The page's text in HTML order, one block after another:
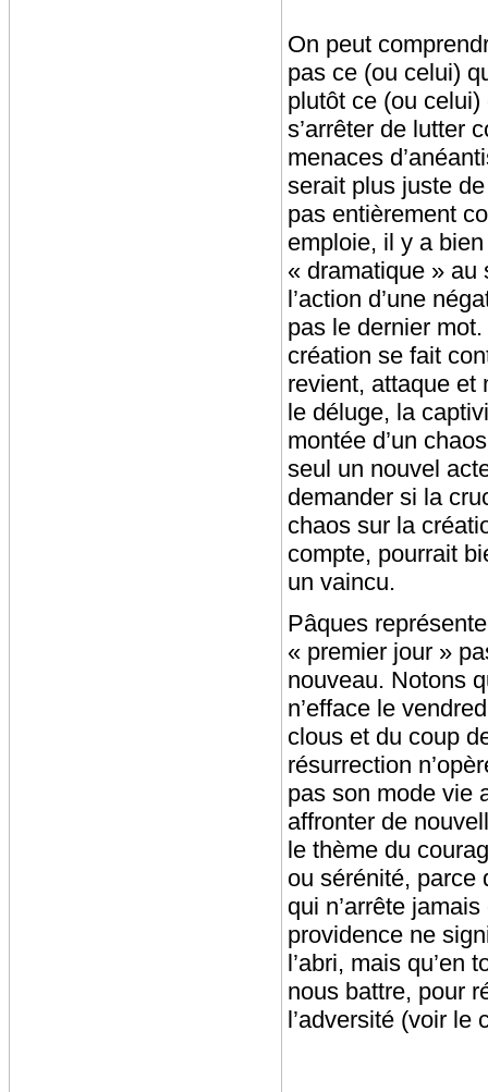
On peut
pas ce (ou celui)
plutôt ce (ou
s’arrêter de lutter
menaces
serait plus juste
pas entièrement
emploie, il y a
« dramatique » au
l’action d’une
pas le dernier
création se fait
revient, attaque et
le déluge, la
montée d’un
seul un nouvel
demander si la
chaos sur la
compte, pourrait
un vaincu.
Pâques
« premier jour »
nouveau. Notons
n’efface le
clous et du coup
résurrection
pas son mode vie
affronter de
le thème du
ou sérénité, parce
qui n’arrête
providence ne
l’abri, mais qu’en
nous battre, pour
l’adversité (voir le